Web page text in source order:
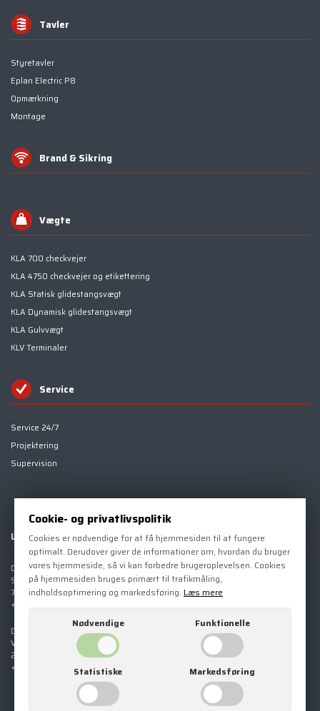
Tavler
Styretavler
Eplan Electric P8
Opmærkning
Montage
Brand & Sikring
Vægte
KLA 700 checkvejer
KLA 4750 checkvejer og etikettering
KLA Statisk glidestangsvægt
KLA Dynamisk glidestangsvægt
KLA Gulvvægt
KLV Terminaler
Service
Service 24/7
Projektering
Supervision
Landsdækkende
DK EL Vejle
Stiftsvej 16
7120 Vejle Ø
+45 91 89 91 89
DK EL Randers
Alsvej 21
8940 Randers SV
DK EL Karlslunde
Vævergangen 32
2690 Karlslunde
+45 91 89 91 89
Cookie- og privatlivspolitik
Cookies er nødvendige for at få hjemmesiden til at fungere
optimalt. Derudover giver de informationer om, hvordan du bruger
vores hjemmeside, så vi kan forbedre brugeroplevelsen. Cookies
på hjemmesiden bruges primært til trafikmåling,
indholdsoptimering og markedsføring. Læs mere
Nødvendige Funktionelle
Statistiske Markedsføring